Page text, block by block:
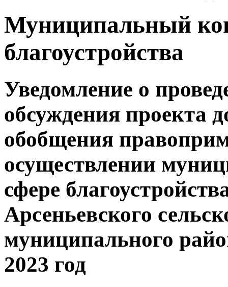
Муниципальный
благоустройства
Уведомление о
обсуждения проекта
обобщения
осуществлении
сфере
Арсеньевского
муниципального
2023 год